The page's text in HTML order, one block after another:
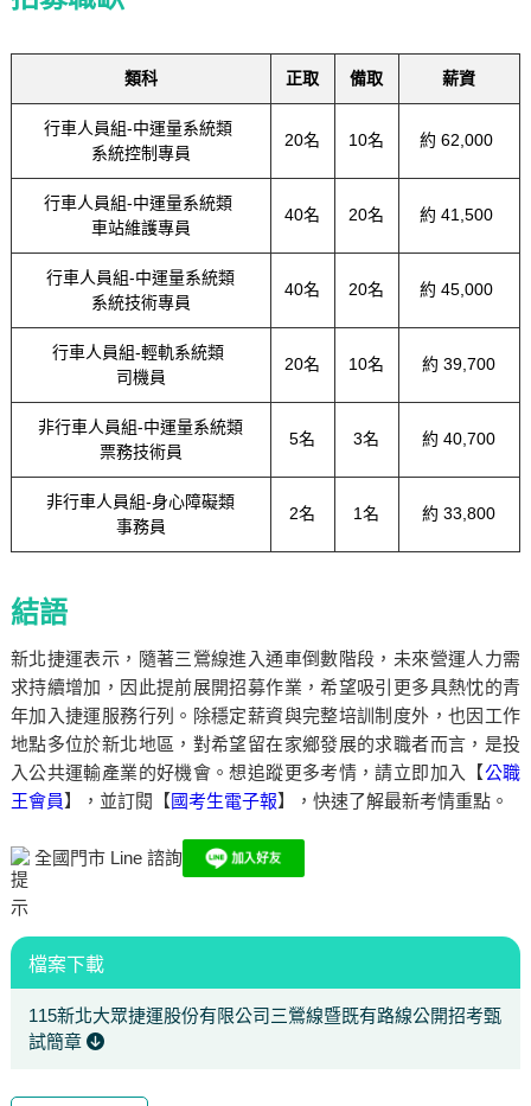
類科 正取 備取 薪資
行車人員組-中運量系統類
系統控制專員
20名 10名 約 62,000
行車人員組-中運量系統類
車站維護專員
40名 20名 約 41,500
行車人員組-中運量系統類
系統技術專員
40名 20名 約 45,000
行車人員組-輕軌系統類
司機員
20名 10名 約 39,700
非行車人員組-中運量系統類
票務技術員
5名 3名 約 40,700
非行車人員組-身心障礙類
事務員
2名 1名 約 33,800
結語
新北捷運表示，隨著三鶯線進入通車倒數階段，未來營運人力需
求持續增加，因此提前展開招募作業，希望吸引更多具熱忱的青
年加入捷運服務行列。除穩定薪資與完整培訓制度外，也因工作
地點多位於新北地區，對希望留在家鄉發展的求職者而言，是投
入公共運輸產業的好機會。想追蹤更多考情，請立即加入【公職
王會員】，並訂閱【國考生電子報】，快速了解最新考情重點。
全國門市 Line 諮詢
檔案下載
115新北大眾捷運股份有限公司三鶯線暨既有路線公開招考甄
試簡章